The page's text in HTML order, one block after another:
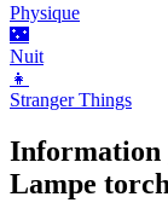
Physique
🌃
Nuit
👧
Stranger Things
Information
Lampe